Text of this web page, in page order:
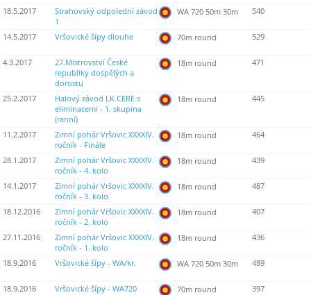
18.5.2017
Strahovský odpolední závod
1
WA 720 50m 30m 540
14.5.2017 Vršovické šípy dlouhe 70m round 529
4.3.2017
27.Mistrovství České
republiky dospělých a
dorostu
18m round 471
25.2.2017
Halový závod LK CERE s
eliminacemi - 1. skupina
(ranní)
18m round 445
11.2.2017
Zimní pohár Vršovic XXXXIV.
ročník - Finále
18m round 464
28.1.2017
Zimní pohár Vršovic XXXXIV.
ročník - 4. kolo
18m round 439
14.1.2017
Zimní pohár Vršovic XXXXIV.
ročník - 3. kolo
18m round 487
18.12.2016
Zimní pohár Vršovic XXXXIV.
ročník - 2. kolo
18m round 407
27.11.2016
Zimní pohár Vršovic XXXXIV.
ročník - 1. kolo
18m round 436
18.9.2016 Vršovické šípy - WA/kr. WA 720 50m 30m 489
18.9.2016 Vršovické šípy - WA720 70m round 397